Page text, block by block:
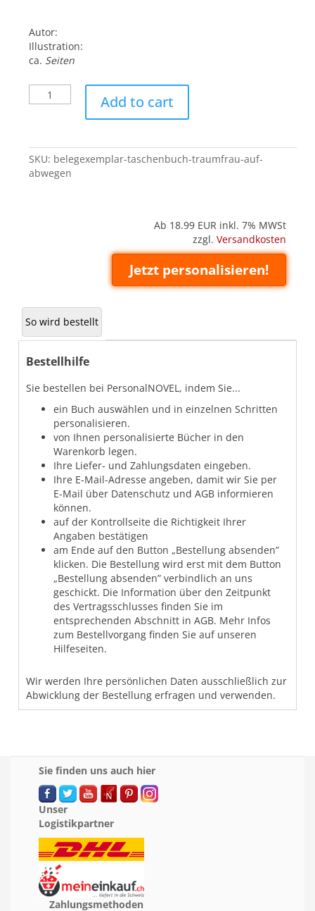
Autor:
Illustration:
ca. Seiten
Belegexemplar
('Taschenbuch'):
Abwegen
quantity
Add to cart
SKU: belegexemplar-taschenbuch-traumfrau-auf-
abwegen
Ab 18.99 EUR inkl. 7% MWSt
zzgl. Versandkosten
Jetzt personalisieren!
So wird bestellt
Bestellhilfe
Sie bestellen bei PersonalNOVEL, indem Sie...
ein Buch auswählen und in einzelnen Schritten
personalisieren.
von Ihnen personalisierte Bücher in den
Warenkorb legen.
Ihre Liefer- und Zahlungsdaten eingeben.
Ihre E-Mail-Adresse angeben, damit wir Sie per
E-Mail über Datenschutz und AGB informieren
können.
auf der Kontrollseite die Richtigkeit Ihrer
Angaben bestätigen
am Ende auf den Button „Bestellung absenden”
klicken. Die Bestellung wird erst mit dem Button
„Bestellung absenden” verbindlich an uns
geschickt. Die Information über den Zeitpunkt
des Vertragsschlusses finden Sie im
entsprechenden Abschnitt in AGB. Mehr Infos
zum Bestellvorgang finden Sie auf unseren
Hilfeseiten.
Wir werden Ihre persönlichen Daten ausschließlich zur
Abwicklung der Bestellung erfragen und verwenden.
Sie finden uns auch hier
Unser
Logistikpartner
Zahlungsmethoden